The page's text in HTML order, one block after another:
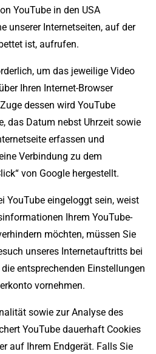
YouTube in den USA
unserer Internetseiten, auf der
ist, aufrufen.
um das jeweilige Video
Ihren Internet-Browser
dessen wird YouTube
das Datum nebst Uhrzeit sowie
erfassen und
Verbindung zu dem
von Google hergestellt.
YouTube eingeloggt sein, weist
Ihrem YouTube-
möchten, müssen Sie
unseres Internetauftritts bei
entsprechenden Einstellungen
vornehmen.
sowie zur Analyse des
YouTube dauerhaft Cookies
auf Ihrem Endgerät. Falls Sie